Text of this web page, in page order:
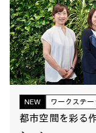
NEW ワークステ
都市空間を彩る